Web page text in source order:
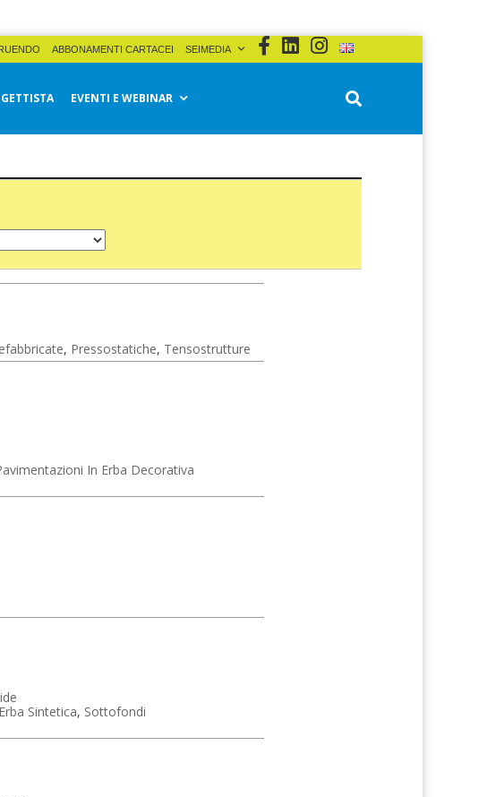
ABBONAMENTI CARTACEI SEIMEDIA
EVENTI E WEBINAR
, Pressostatiche, Tensostrutture
In Erba Decorativa
Erba Sintetica, Sottofondi